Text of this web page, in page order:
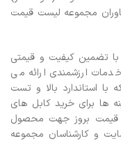
مجموعه لیست قیمت
تضمین کیفیت و قیمتی
ارزشمندی ارائه می
استاندارد بالا و تست
ها برای خرید کابل های
قیمت بروز جهت محصول
و کارشناسان مجموعه